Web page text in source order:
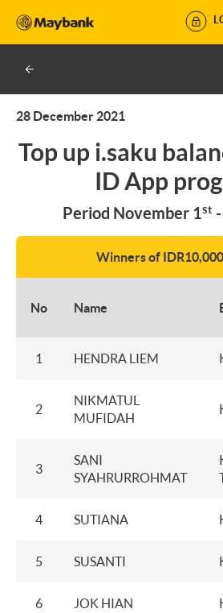
28 December 2021
Top up i.saku
ID App
Period November 1st-
Winners of
No Name
1 HENDRA LIEM
2
NIKMATUL
MUFIDAH
3
SANI
SYAHRURROHMAT
4 SUTIANA
5 SUSANTI
6 JOK HIAN